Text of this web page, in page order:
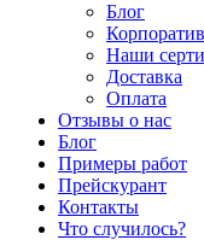
Блог
Наши
Доставка
Оплата
Отзывы о нас
Блог
Примеры работ
Прейскурант
Контакты
Что случилось?